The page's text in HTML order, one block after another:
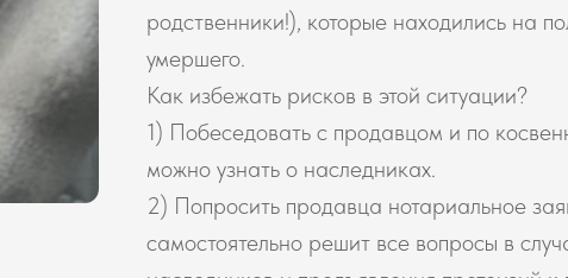
родственники!), которые находились на
умершего.
Как избежать рисков в этой ситуации?
1) Побеседовать с продавцом и по
можно узнать о наследниках.
2) Попросить продавца нотариальное
самостоятельно решит все вопросы в